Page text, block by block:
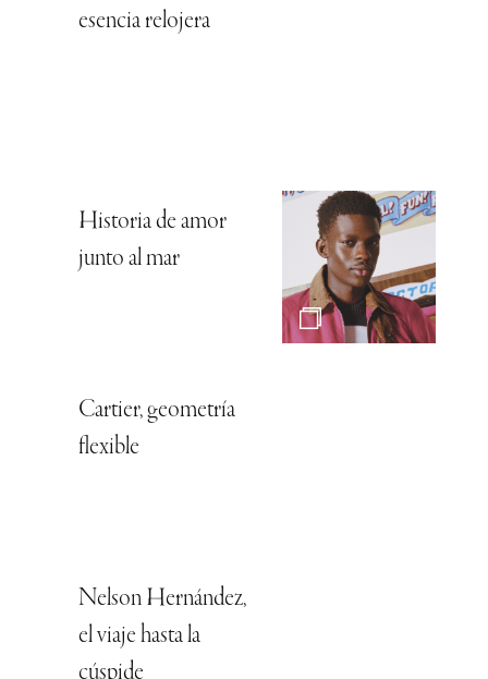
esencia relojera
Historia de amor
junto al mar
Cartier, geometría
flexible
Nelson Hernández,
el viaje hasta la
cúspide